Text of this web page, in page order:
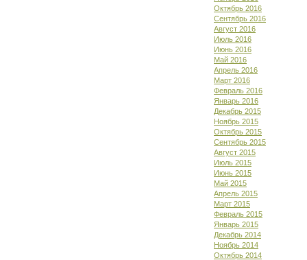
Октябрь 2016
Сентябрь 2016
Август 2016
Июль 2016
Июнь 2016
Май 2016
Апрель 2016
Март 2016
Февраль 2016
Январь 2016
Декабрь 2015
Ноябрь 2015
Октябрь 2015
Сентябрь 2015
Август 2015
Июль 2015
Июнь 2015
Май 2015
Апрель 2015
Март 2015
Февраль 2015
Январь 2015
Декабрь 2014
Ноябрь 2014
Октябрь 2014